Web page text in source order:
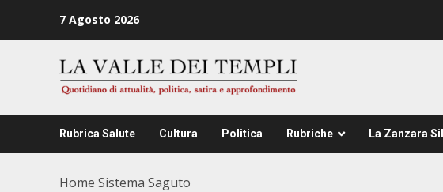
7 Agosto 2026
Rubrica Salute Cultura Politica Rubriche La Zanzara
Home Sistema Saguto